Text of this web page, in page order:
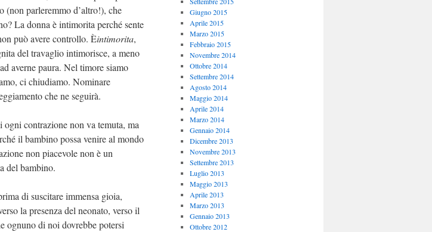
(non parleremmo d’altro!), che
La donna è intimorita perché sente
può avere controllo. Èintimorita,
del travaglio intimorisce, a meno
averne paura. Nel timore siamo
ci chiudiamo. Nominare
che ne seguirà.
contrazione non va temuta, ma
il bambino possa venire al mondo
non piacevole non è un
del bambino.
di suscitare immensa gioia,
la presenza del neonato, verso il
ognuno di noi dovrebbe potersi
Giugno 2015
Aprile 2015
Marzo 2015
Febbraio 2015
Novembre 2014
Ottobre 2014
Settembre 2014
Agosto 2014
Maggio 2014
Aprile 2014
Marzo 2014
Gennaio 2014
Dicembre 2013
Novembre 2013
Settembre 2013
Luglio 2013
Maggio 2013
Aprile 2013
Marzo 2013
Gennaio 2013
Ottobre 2012